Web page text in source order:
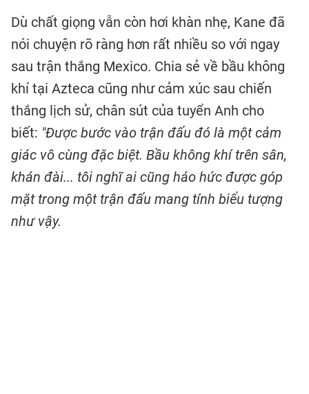
Dù chất giọng vẫn còn hơi khàn nhẹ, Kane đã
nói chuyện rõ ràng hơn rất nhiều so với ngay
sau trận thắng Mexico. Chia sẻ về bầu không
khí tại Azteca cũng như cảm xúc sau chiến
thắng lịch sử, chân sút của tuyển Anh cho
biết: "Được bước vào trận đấu đó là một cảm
giác vô cùng đặc biệt. Bầu không khí trên sân,
khán đài... tôi nghĩ ai cũng háo hức được góp
mặt trong một trận đấu mang tính biểu tượng
như vậy.